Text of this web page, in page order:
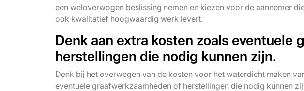
een weloverwogen beslissing nemen en kiezen voor de aannemer
ook kwalitatief hoogwaardig werk levert.
Denk aan extra kosten zoals eventuele
herstellingen die nodig kunnen zijn.
Denk bij het overwegen van de kosten voor het waterdicht maken
eventuele graafwerkzaamheden of herstellingen die nodig kunnen